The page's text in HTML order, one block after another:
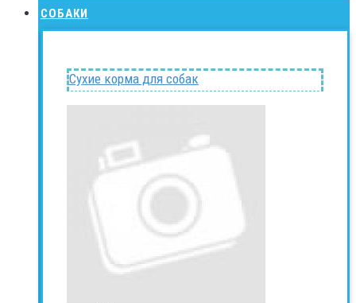
СОБАКИ
Сухие корма для собак